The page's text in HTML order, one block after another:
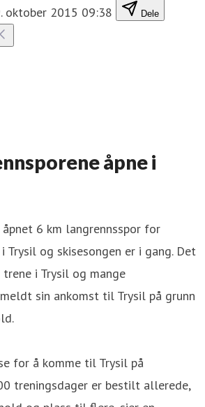
oktober 2015 09:38 Dele
åpne i
6 km langrennsspor for
Trysil og skisesongen er i gang. Det
i Trysil og mange
sin ankomst til Trysil på grunn
for å komme til Trysil på
treningsdager er bestilt allerede,